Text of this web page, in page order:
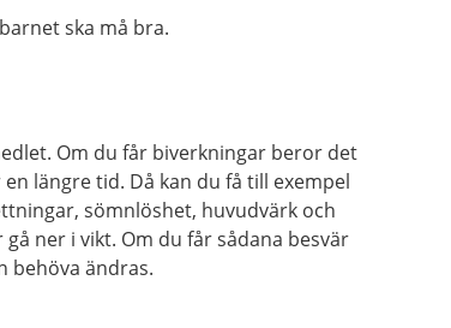
ska må bra.
Om du får biverkningar beror det
längre tid. Då kan du få till exempel
sömnlöshet, huvudvärk och
ner i vikt. Om du får sådana besvär
behöva ändras.